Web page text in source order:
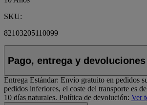
SKU:
82103205110099
Pago, entrega y devoluciones
Entrega Estándar: Envío gratuito en pedidos
pedidos inferiores, el coste del transporte es
10 días naturales. Política de devolución: Ver